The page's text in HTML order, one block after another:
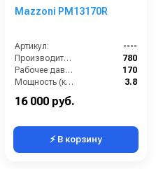
Mazzoni PM13170R
Артикул:
----
Производительность (л/ч):
780
Рабочее давление (бар):
170
Мощность (кВт):
3.8
16 000 руб.
⚡ В корзину